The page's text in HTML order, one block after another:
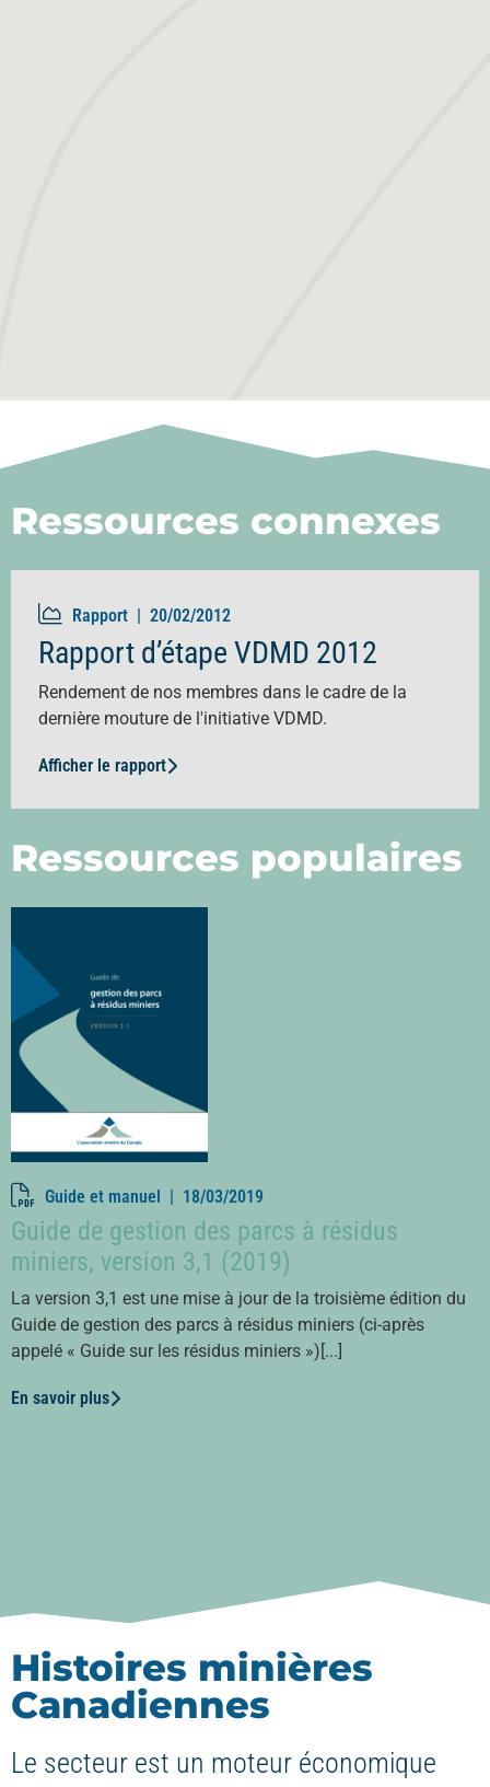
Ressources connexes
Rapport | 20/02/2012
Rapport d’étape VDMD 2012
Rendement de nos membres dans le cadre de la
dernière mouture de l'initiative VDMD.
Afficher le rapport
Ressources populaires
Guide et manuel | 18/03/2019
Guide de gestion des parcs à résidus
miniers, version 3,1 (2019)
La version 3,1 est une mise à jour de la troisième édition du
Guide de gestion des parcs à résidus miniers (ci-après
appelé « Guide sur les résidus miniers »)[...]
En savoir plus
Histoires minières
Canadiennes
Le secteur est un moteur économique